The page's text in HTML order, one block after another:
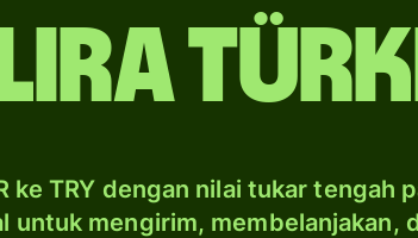
ke TRY dengan nilai tukar tengah
untuk mengirim, membelanjakan,